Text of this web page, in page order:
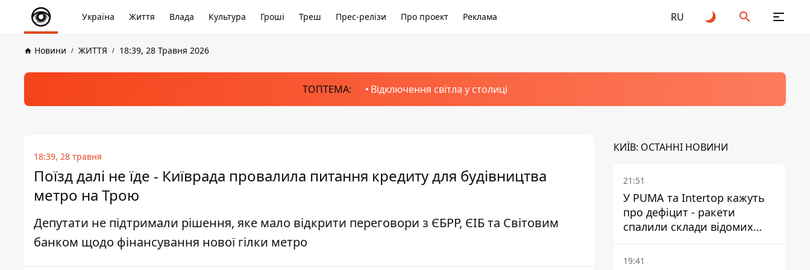
Україна Життя Влада Культура Гроші Треш Прес-релізи Про проект Реклама RU
Новини ЖИТТЯ 18:39, 28 Травня 2026
ТОПТЕМА: Відключення світла у столиці
18:39, 28 травня
Поїзд далі не їде - Київрада провалила питання кредиту для будівництва
метро на Трою
Депутати не підтримали рішення, яке мало відкрити переговори з ЄБРР, ЄІБ та Світовим
банком щодо фінансування нової гілки метро
КИЇВ: ОСТАННІ НОВИНИ
21:51
У PUMA та Intertop кажуть
про дефіцит - ракети
спалили склади відомих
брендів
19:41